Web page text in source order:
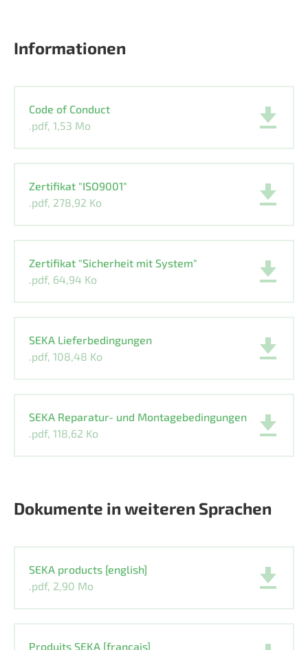
Informationen
Code of Conduct
.pdf, 1,53 Mo
Zertifikat "ISO9001"
.pdf, 278,92 Ko
Zertifikat "Sicherheit mit System"
.pdf, 64,94 Ko
SEKA Lieferbedingungen
.pdf, 108,48 Ko
SEKA Reparatur- und Montagebedingungen
.pdf, 118,62 Ko
Dokumente in weiteren Sprachen
SEKA products [english]
.pdf, 2,90 Mo
Produits SEKA [français]